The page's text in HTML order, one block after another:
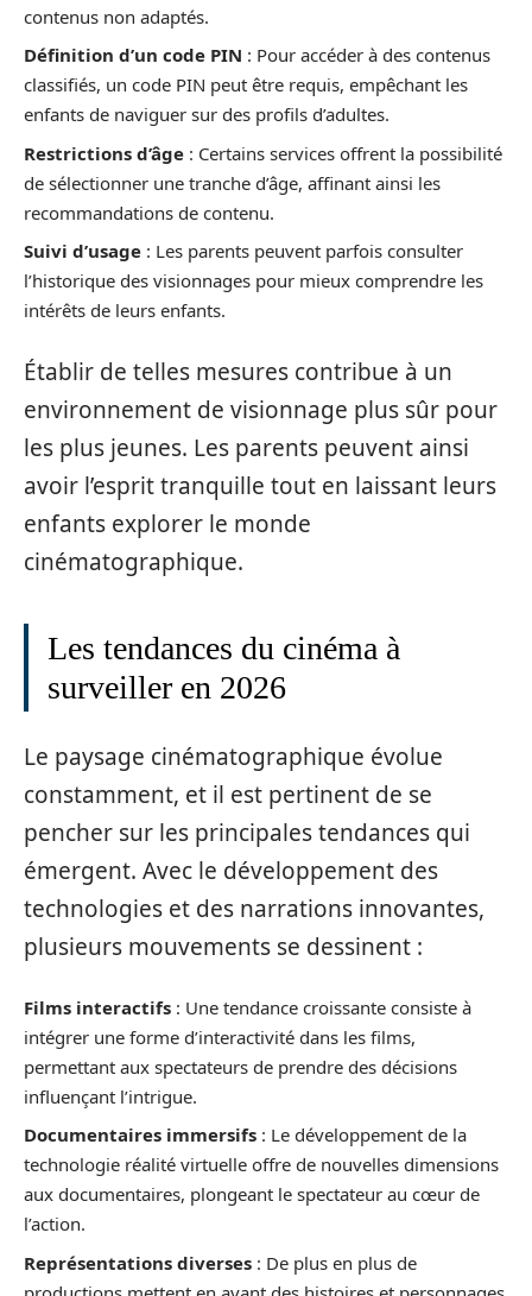
contenus non adaptés.
Définition d’un code PIN : Pour accéder à des contenus
classifiés, un code PIN peut être requis, empêchant les
enfants de naviguer sur des profils d’adultes.
Restrictions d’âge : Certains services offrent la possibilité
de sélectionner une tranche d’âge, affinant ainsi les
recommandations de contenu.
Suivi d’usage : Les parents peuvent parfois consulter
l’historique des visionnages pour mieux comprendre les
intérêts de leurs enfants.
Établir de telles mesures contribue à un
environnement de visionnage plus sûr pour
les plus jeunes. Les parents peuvent ainsi
avoir l’esprit tranquille tout en laissant leurs
enfants explorer le monde
cinématographique.
Les tendances du cinéma à
surveiller en 2026
Le paysage cinématographique évolue
constamment, et il est pertinent de se
pencher sur les principales tendances qui
émergent. Avec le développement des
technologies et des narrations innovantes,
plusieurs mouvements se dessinent :
Films interactifs : Une tendance croissante consiste à
intégrer une forme d’interactivité dans les films,
permettant aux spectateurs de prendre des décisions
influençant l’intrigue.
Documentaires immersifs : Le développement de la
technologie réalité virtuelle offre de nouvelles dimensions
aux documentaires, plongeant le spectateur au cœur de
l’action.
Représentations diverses : De plus en plus de